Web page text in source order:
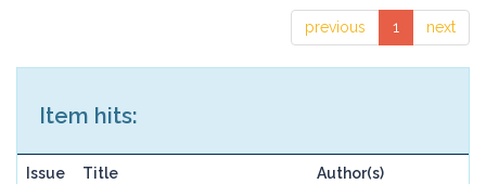
previous 1 next
Item hits:
Issue Title Author(s)